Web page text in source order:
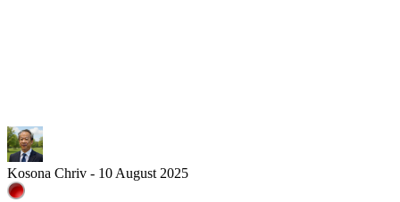
Kosona Chriv - 10 August 2025